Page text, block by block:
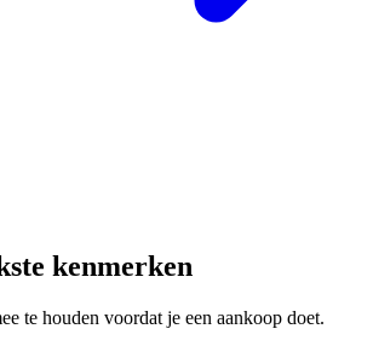
kenmerken
te houden voordat je een aankoop doet.